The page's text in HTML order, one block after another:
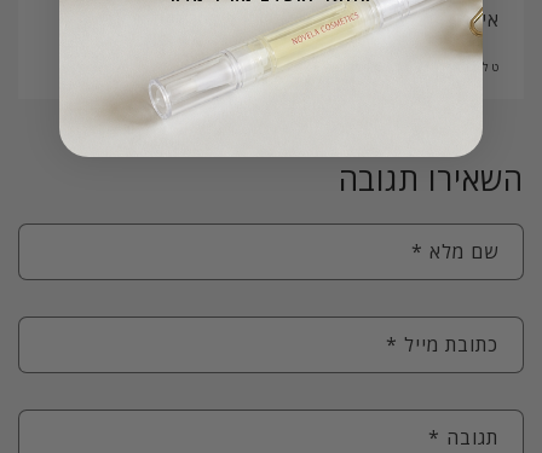
איפה ניתן למצוא קוד קופון לשמן לציפורניים שלכם
טל בנארויה
השאירו תגובה
שם מלא *
כתובת מייל *
תגובה *